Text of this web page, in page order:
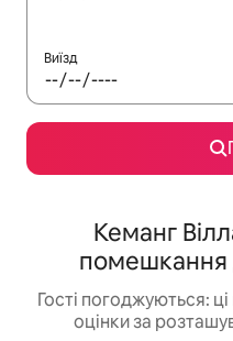
Виїзд
Кеманг
помешкання
Гості погоджуються:
оцінки за